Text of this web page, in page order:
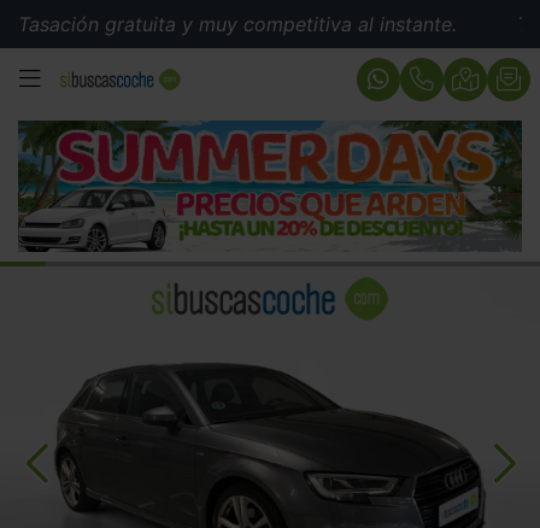
gratuita y muy competitiva al instante.
MENÚ